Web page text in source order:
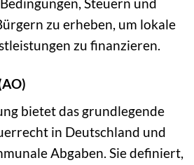
zu erheben, um lokale
zu finanzieren.
bietet das grundlegende
in Deutschland und
Abgaben. Sie definiert,